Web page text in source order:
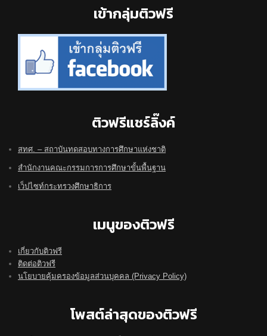
เข้ากลุ่มติวฟรี
ติวฟรีแชร์ลิ๊งค์
สทศ. – สถาบันทดสอบทางการศึกษาแห่งชาติ
สำนักงานคณะกรรมการการศึกษาขั้นพื้นฐาน
เว็ปไซท์กระทรวงศึกษาธิการ
เมนูของติวฟรี
เกี่ยวกับติวฟรี
ติดต่อติวฟรี
นโยบายคุ้มครองข้อมูลส่วนบุคคล (Privacy Policy)
โพสต์ล่าสุดของติวฟรี